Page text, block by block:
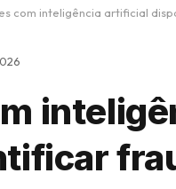
com inteligência artificial